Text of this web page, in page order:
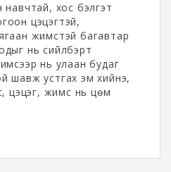
навчтай, хос бэлгэт
цэцэгтэй,
жимстэй багавтар
нь сийлбэрт
нь улаан будаг
шавж устгах эм хийнэ,
цэцэг, жимс нь цөм